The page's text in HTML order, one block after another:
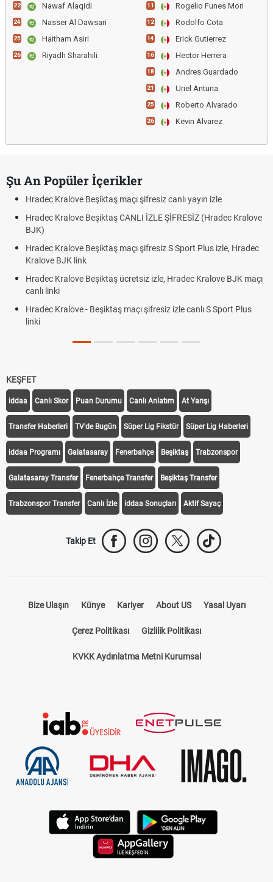
22 Nawaf Alaqidi
24 Nasser Al Dawsari
25 Haitham Asiri
26 Riyadh Sharahili
11 Rogelio Funes Mori
12 Rodolfo Cota
14 Erick Gutierrez
16 Hector Herrera
18 Andres Guardado
21 Uriel Antuna
25 Roberto Alvarado
26 Kevin Alvarez
Şu An Popüler İçerikler
Hradec Kralove Beşiktaş maçı şifresiz canlı yayın izle
Hradec Kralove Beşiktaş CANLI İZLE ŞİFRESİZ (Hradec Kralove
BJK)
Hradec Kralove Beşiktaş maçı şifresiz S Sport Plus izle, Hradec
Kralove BJK link
Hradec Kralove Beşiktaş ücretsiz izle, Hradec Kralove BJK maçı
canlı linki
Hradec Kralove - Beşiktaş maçı şifresiz izle canlı S Sport Plus
linki
KEŞFET
iddaa Canlı Skor Puan Durumu Canlı Anlatım At Yarışı
Transfer Haberleri TV'de Bugün Süper Lig Fikstür Süper Lig Haberleri
iddaa Programı Galatasaray Fenerbahçe Beşiktaş Trabzonspor
Galatasaray Transfer Fenerbahçe Transfer Beşiktaş Transfer
Trabzonspor Transfer Canlı İzle iddaa Sonuçları Aktif Sayaç
Takip Et
Bize Ulaşın Künye Kariyer About US Yasal Uyarı
Çerez Politikası Gizlilik Politikası
KVKK Aydınlatma Metni Kurumsal